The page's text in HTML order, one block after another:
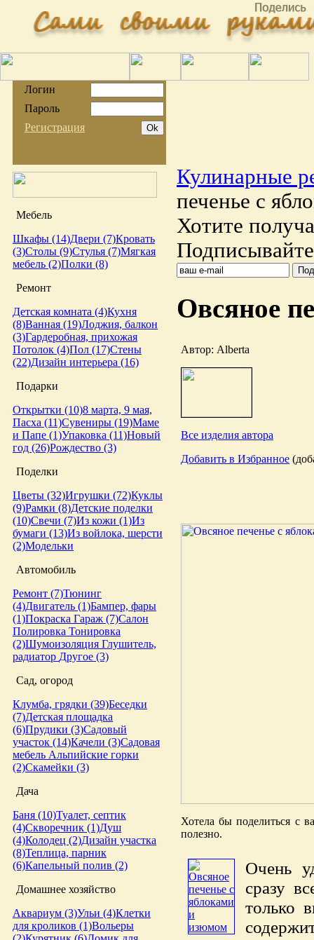
Логин
Пароль
Регистрация
Мебель
Шкафы (14)Двери (7)Кровать
(3)Столы (9)Стулья (7)Мягкая
мебель (2)Полки (8)
Ремонт
Детская комната (4)Кухня
(8)Ванная (19)Лоджия, балкон
(3)Гардеробная, прихожая
Потолок (4)Пол (17)Стены
(22)Дизайн интерьера (16)
Подарки
Открытки (10)8 марта, 9 мая,
Пасха (11)Сувениры (19)Маме
и Папе (1)Упаковка (11)Новый
год (26)Рождество (3)
Поделки
Цветы (32)Игрушки (72)Куклы
(9)Рамки (8)Детские поделки
(10)Свечи (7)Из кожи (1)Из
бумаги (13)Из войлока, шерсти
(2)Модельки
Автомобиль
Ремонт (7)Тюнинг
(4)Двигатель (1)Бампер, фары
(1)Покраска Гараж (7)Салон
Полировка Тонировка
(2)Шумоизоляция Глушитель,
радиатор Другое (3)
Сад, огород
Клумба, грядки (39)Беседки
(7)Детская площадка
(6)Прудики (3)Садовый
участок (14)Качели (3)Садовая
мебель Альпийские горки
(2)Скамейки (3)
Дача
Баня (10)Туалет, септик
(4)Скворечник (1)Душ
(4)Колодец (2)Дизайн участка
(8)Теплица, парник
(6)Капельный полив (2)
Домашнее хозяйство
Аквариум (3)Ульи (4)Клетки
для кроликов (1)Вольеры
Кулинарные
печенье с
Хотите
Овсяное
Автор: Alberta
Все изделия автора
Добавить в Избранное
Хотела бы поделиться с
полезно.
Очень
сразу
только